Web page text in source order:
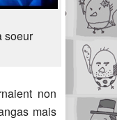
soeur
non
mais